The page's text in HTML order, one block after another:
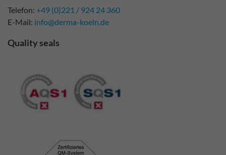
Telefon: +49 (0)221 / 924 24 360
E-Mail: info@derma-koeln.de
Quality seals